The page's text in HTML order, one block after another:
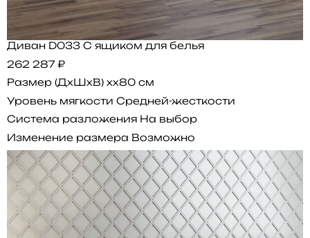
Диван D033 С ящиком для белья
262 287 ₽
Размер (ДхШхВ) xx80 см
Уровень мягкости Средней-жесткости
Система разложения На выбор
Изменение размера Возможно